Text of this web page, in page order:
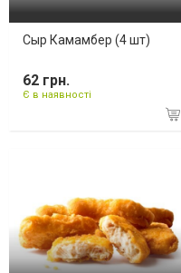
Сыр Камамбер (4 шт)
62 грн.
Є в наявності